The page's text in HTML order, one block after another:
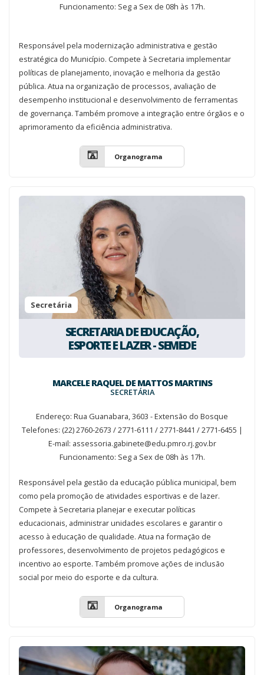
Funcionamento: Seg a Sex de 08h às 17h.
Responsável pela modernização administrativa e gestão
estratégica do Município. Compete à Secretaria implementar
políticas de planejamento, inovação e melhoria da gestão
pública. Atua na organização de processos, avaliação de
desempenho institucional e desenvolvimento de ferramentas
de governança. Também promove a integração entre órgãos e o
aprimoramento da eficiência administrativa.
Organograma
Secretária
SECRETARIA DE EDUCAÇÃO,
ESPORTE E LAZER - SEMEDE
MARCELE RAQUEL DE MATTOS MARTINS
SECRETÁRIA
Endereço: Rua Guanabara, 3603 - Extensão do Bosque
Telefones: (22) 2760-2673 / 2771-6111 / 2771-8441 / 2771-6455 |
E-mail: assessoria.gabinete@edu.pmro.rj.gov.br
Funcionamento: Seg a Sex de 08h às 17h.
Responsável pela gestão da educação pública municipal, bem
como pela promoção de atividades esportivas e de lazer.
Compete à Secretaria planejar e executar políticas
educacionais, administrar unidades escolares e garantir o
acesso à educação de qualidade. Atua na formação de
professores, desenvolvimento de projetos pedagógicos e
incentivo ao esporte. Também promove ações de inclusão
social por meio do esporte e da cultura.
Organograma